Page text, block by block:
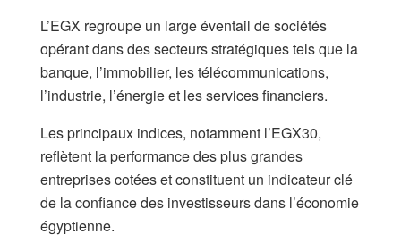
L’EGX regroupe un large éventail de sociétés
opérant dans des secteurs stratégiques tels que la
banque, l’immobilier, les télécommunications,
l’industrie, l’énergie et les services financiers.
Les principaux indices, notamment l’EGX30,
reflètent la performance des plus grandes
entreprises cotées et constituent un indicateur clé
de la confiance des investisseurs dans l’économie
égyptienne.